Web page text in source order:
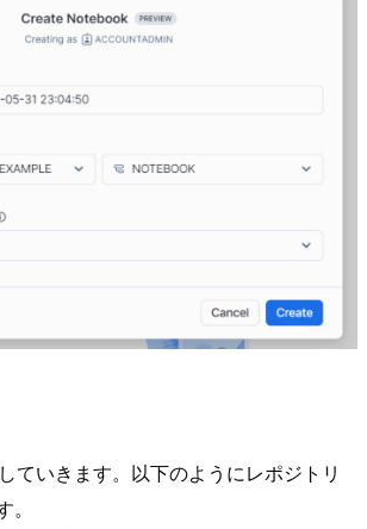
ていきます。以下のようにレポジトリ